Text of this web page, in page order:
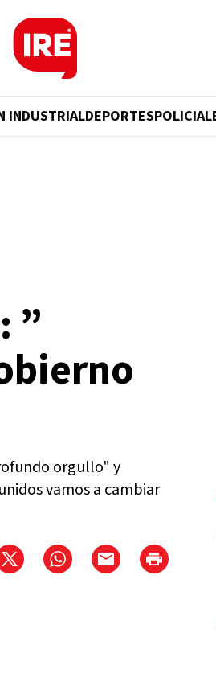
INDUSTRIALDEPORTES
”
orgullo" y
vamos a cambiar